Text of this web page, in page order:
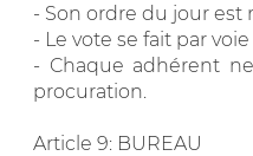
- Son ordre du jour est
- Le vote se fait par
- Chaque adhérent
procuration.
Article 9: BUREAU